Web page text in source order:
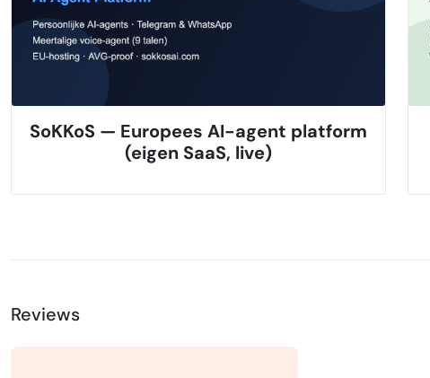
SoKKoS — Europees AI-agent platform
(eigen SaaS, live)
Reviews